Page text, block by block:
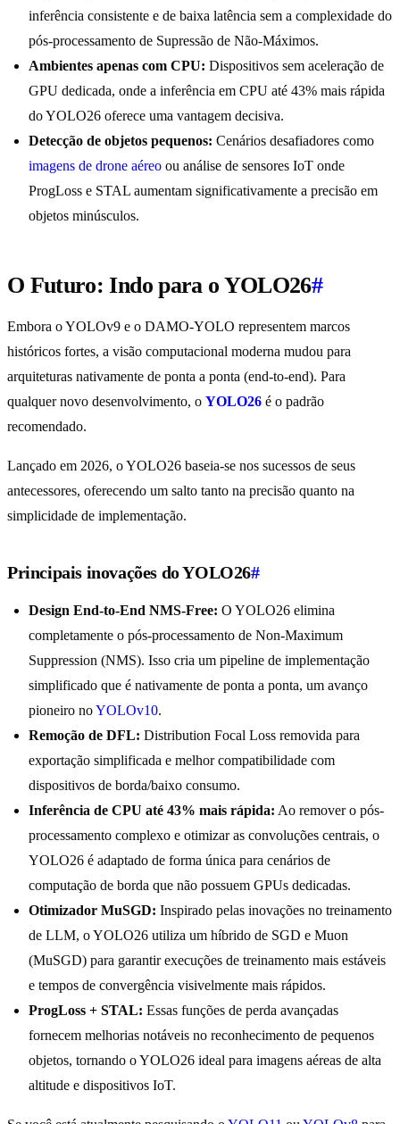
inferência consistente e de baixa latência sem a complexidade do
pós-processamento de Supressão de Não-Máximos.
Ambientes apenas com CPU: Dispositivos sem aceleração de
GPU dedicada, onde a inferência em CPU até 43% mais rápida
do YOLO26 oferece uma vantagem decisiva.
Detecção de objetos pequenos: Cenários desafiadores como
imagens de drone aéreo ou análise de sensores IoT onde
ProgLoss e STAL aumentam significativamente a precisão em
objetos minúsculos.
O Futuro: Indo para o YOLO26#
Embora o YOLOv9 e o DAMO-YOLO representem marcos
históricos fortes, a visão computacional moderna mudou para
arquiteturas nativamente de ponta a ponta (end-to-end). Para
qualquer novo desenvolvimento, o YOLO26 é o padrão
recomendado.
Lançado em 2026, o YOLO26 baseia-se nos sucessos de seus
antecessores, oferecendo um salto tanto na precisão quanto na
simplicidade de implementação.
Principais inovações do YOLO26#
Design End-to-End NMS-Free: O YOLO26 elimina
completamente o pós-processamento de Non-Maximum
Suppression (NMS). Isso cria um pipeline de implementação
simplificado que é nativamente de ponta a ponta, um avanço
pioneiro noYOLOv10.
Remoção de DFL: Distribution Focal Loss removida para
exportação simplificada e melhor compatibilidade com
dispositivos de borda/baixo consumo.
Inferência de CPU até 43% mais rápida: Ao remover o pós-
processamento complexo e otimizar as convoluções centrais, o
YOLO26 é adaptado de forma única para cenários de
computação de borda que não possuem GPUs dedicadas.
Otimizador MuSGD: Inspirado pelas inovações no treinamento
de LLM, o YOLO26 utiliza um híbrido de SGD e Muon
(MuSGD) para garantir execuções de treinamento mais estáveis
e tempos de convergência visivelmente mais rápidos.
ProgLoss + STAL: Essas funções de perda avançadas
fornecem melhorias notáveis no reconhecimento de pequenos
objetos, tornando o YOLO26 ideal para imagens aéreas de alta
altitude e dispositivos IoT.